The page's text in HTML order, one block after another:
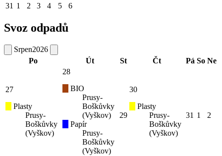
31 1 2 3 4 5 6
Svoz odpadů
Srpen2026
Po
Út St Čt Pá So Ne
27
Plasty
Prusy-
Boškůvky
(Vyškov)
28
BIO
Prusy-
Boškůvky
(Vyškov)
Papír
Prusy-
Boškůvky
(Vyškov)
29
30
Plasty
Prusy-
Boškůvky
(Vyškov)
31 1 2